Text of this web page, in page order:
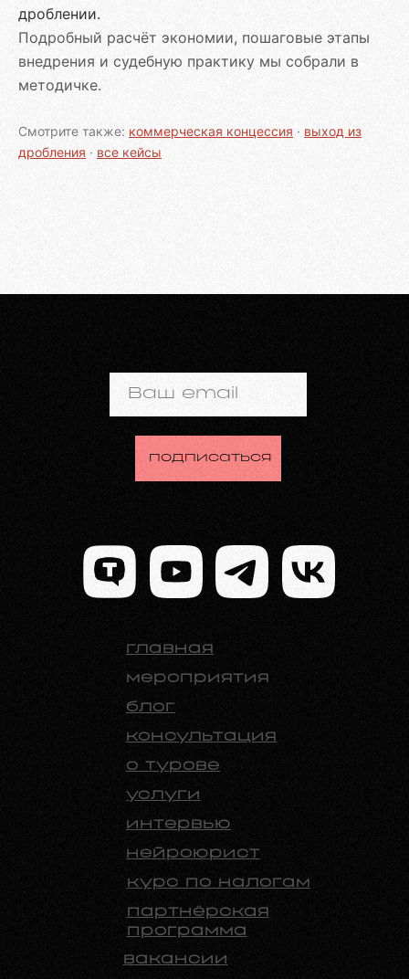
дроблении.
Подробный расчёт экономии, пошаговые этапы
внедрения и судебную практику мы собрали в
методичке.
Смотрите также: коммерческая концессия · выход из
дробления · все кейсы
подписаться
главная
блог
услуги
мероприятия
консультация
о турове
интервью
нейроюрист
курс по налогам
партнёрская
программа
вакансии